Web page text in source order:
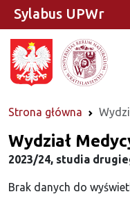
Strona główna
Sylabus UPWr
Wydział
2023/24, studia
Brak danych do